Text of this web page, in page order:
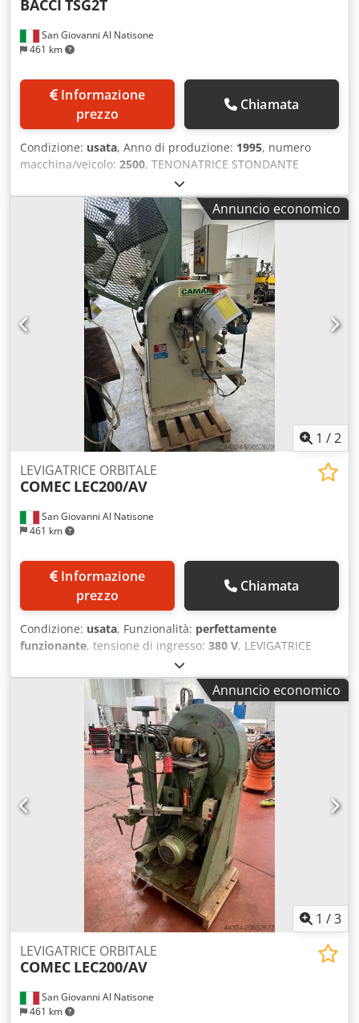
San Giovanni Al Natisone
461 km
BACCI TSG2T
prezzo
Chiamata
Condizione: usata, Anno di produzione: 1995, numero
macchina/veicolo: 2500, TENONATRICE STONDANTE
SINGOLA A 2 BANCHI BACCI MOD. TSG2T - A NORME CE -
USATA Chodpfx Aewrm N Noaxea - Kw. 3.75 - Volt. 380/50 -
Matr. 2500 - Anno 1995
Annuncio economico
1 /2
San Giovanni Al Natisone
461 km
LEVIGATRICE ORBITALE
COMEC LEC200/AV
prezzo
Chiamata
Condizione: usata, Funzionalità: perfettamente
funzionante, tensione di ingresso: 380 V, LEVIGATRICE
ORBITALE CAMAM MOD. LEC200/AV - Min/max diam.
lavorabile 10/100mm - Motore 5.5hp - Con avanzamenti -
Volt. 380/50 Cedpfxjx Rn Tae AaxshaAnnuncio economico
1 /3
San Giovanni Al Natisone
461 km
LEVIGATRICE ORBITALE
COMEC LEC200/AV